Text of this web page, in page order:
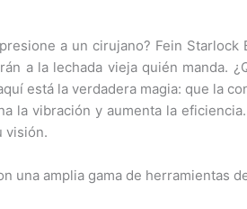
a un cirujano? Fein
a la lechada vieja quién manda.
está la verdadera magia: que la
la vibración y aumenta la
visión.
una amplia gama de herramientas